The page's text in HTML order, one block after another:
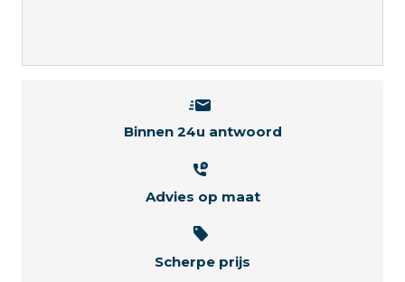
Binnen 24u antwoord
Advies op maat
Scherpe prijs